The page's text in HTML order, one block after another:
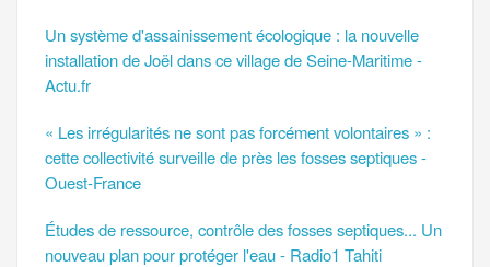
Un système d'assainissement écologique : la nouvelle
installation de Joël dans ce village de Seine-Maritime -
Actu.fr
« Les irrégularités ne sont pas forcément volontaires » :
cette collectivité surveille de près les fosses septiques -
Ouest-France
Études de ressource, contrôle des fosses septiques... Un
nouveau plan pour protéger l'eau - Radio1 Tahiti